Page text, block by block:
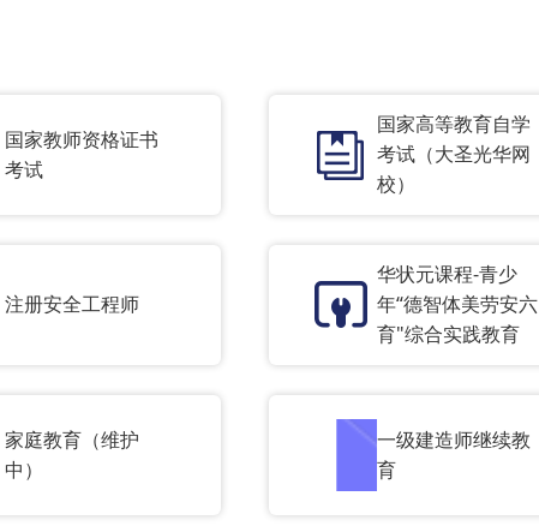
国家教师资格证书
考试
国家高等教育自学
考试（大圣光华网
校）
注册安全工程师
华状元课程-青少
年“德智体美劳安六
育"综合实践教育
家庭教育（维护
中）
一级建造师继续教
育